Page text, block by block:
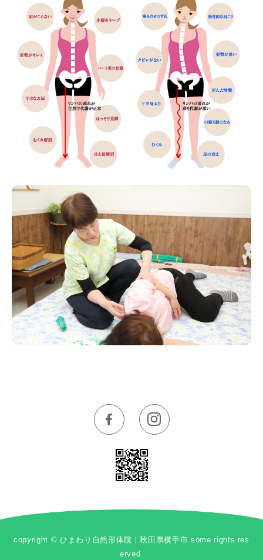
copyright © ひまわり自然形体院｜秋田県横手市 some rights res
erved.